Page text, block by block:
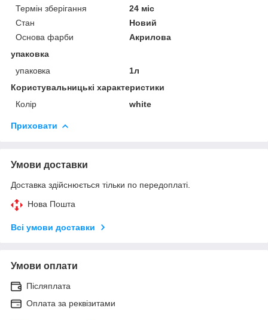
Термін зберігання
24 міс
Стан
Новий
Основа фарби
Акрилова
упаковка
упаковка
1л
Користувальницькі характеристики
Колір
white
Приховати
Умови доставки
Доставка здійснюється тільки по передоплаті.
Нова Пошта
Всі умови доставки
Умови оплати
Післяплата
Оплата за реквізитами